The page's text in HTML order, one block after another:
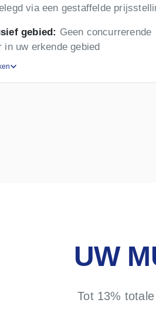
via een gestaffelde
gebied: Geen concurrerende
in uw erkende gebied
UW
Tot 13%